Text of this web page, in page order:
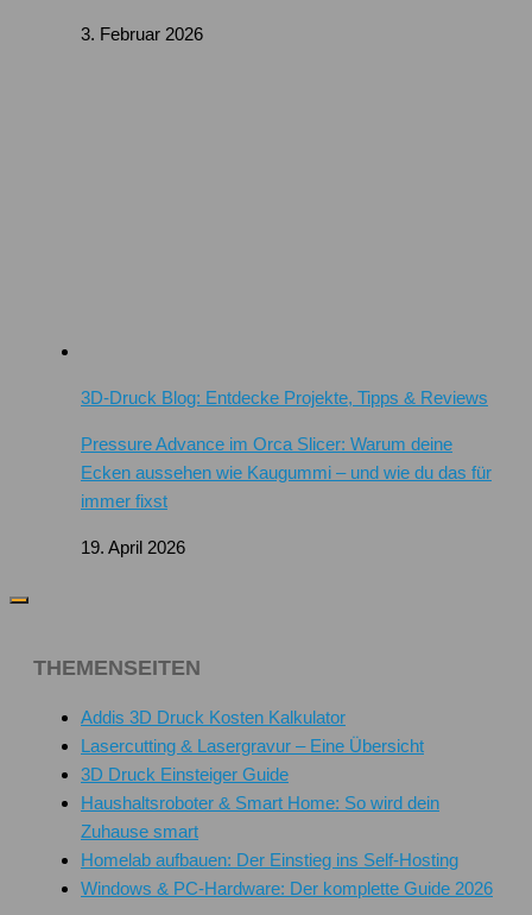
3. Februar 2026
3D-Druck Blog: Entdecke Projekte, Tipps & Reviews
Pressure Advance im Orca Slicer: Warum deine
Ecken aussehen wie Kaugummi – und wie du das für
immer fixst
19. April 2026
THEMENSEITEN
Addis 3D Druck Kosten Kalkulator
Lasercutting & Lasergravur – Eine Übersicht
3D Druck Einsteiger Guide
Haushaltsroboter & Smart Home: So wird dein
Zuhause smart
Homelab aufbauen: Der Einstieg ins Self-Hosting
Windows & PC-Hardware: Der komplette Guide 2026